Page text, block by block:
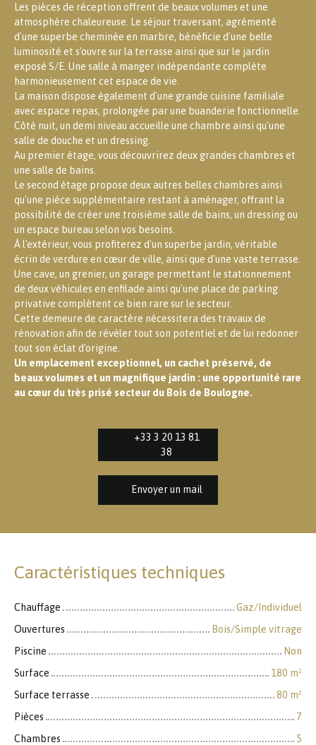
Les pièces de réception offrent de beaux volumes et une
atmosphère chaleureuse. Le séjour traversant, agrémenté
d'une superbe cheminée en marbre, bénéficie d'une belle
luminosité et s'ouvre sur la terrasse ainsi que sur le jardin
exposé S/E. Une salle à manger indépendante complète
harmonieusement cet espace de vie.
La maison dispose également d'une grande cuisine familiale
avec espace repas, prolongée par une buanderie fonctionnelle.
Côté nuit, un demi niveau accueille une chambre ainsi qu'une
salle de douche et un dressing.
Au premier étage, vous découvrirez deux grandes chambres et
une salle de bains.
Le second étage propose deux autres belles chambres ainsi
qu'une pièce supplémentaire restant à aménager, offrant la
possibilité de créer une troisième salle de bains, un dressing ou
un espace bureau selon vos besoins.
À l'extérieur, vous profiterez d'un superbe jardin, véritable
écrin de verdure en cœur de ville, ainsi que d'une vaste terrasse.
Une cave, un grenier, un garage permettant le stationnement
de deux véhicules en enfilade ainsi qu'une place de parking
privative complètent ce bien rare sur le secteur.
Cette demeure de caractère nécessitera des travaux de
rénovation afin de révéler tout son potentiel et de lui redonner
tout son éclat d'origine.
Un emplacement exceptionnel, un cachet préservé, de
beaux volumes et un magnifique jardin : une opportunité rare
au cœur du très prisé secteur du Bois de Boulogne.
+33 3 20 13 81
38
Envoyer un mail
Caractéristiques techniques
Chauffage
Gaz/Individuel
Ouvertures
Bois/Simple vitrage
Piscine
Non
Surface
180 m²
Surface terrasse
80 m²
Pièces
7
Chambres
5